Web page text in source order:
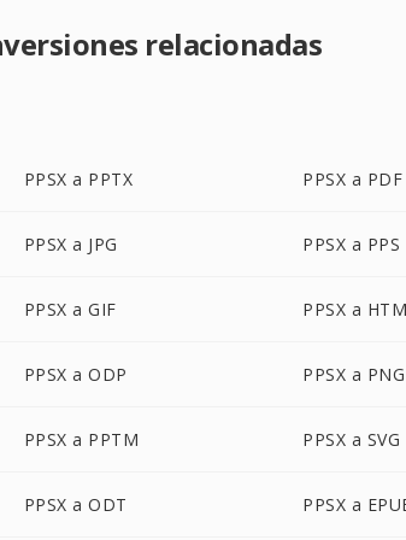
relacionadas
PPSX a PPTX PPSX a PDF
PPSX a JPG PPSX a PPS
PPSX a GIF PPSX a
PPSX a ODP PPSX a PNG
PPSX a PPTM PPSX a SVG
PPSX a ODT PPSX a